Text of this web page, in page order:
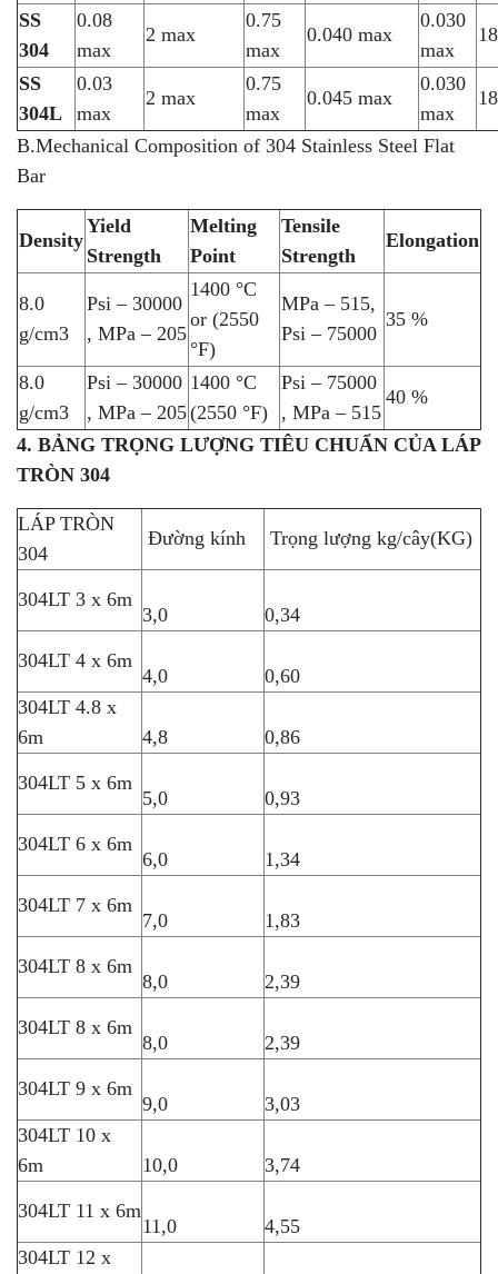
SS
304
0.08
max
2 max
0.75
max
0.040 max
0.030
max
SS
304L
0.03
max
2 max
0.75
max
0.045 max
0.030
max
B.Mechanical Composition of 304 Stainless Steel Flat
Bar
Density
Yield
Strength
Melting
Point
Tensile
Strength
Elongation
8.0
g/cm3
Psi – 30000
, MPa – 205
1400 °C
or (2550
°F)
MPa – 515,
Psi – 75000
35 %
8.0
g/cm3
Psi – 30000
, MPa – 205
1400 °C
(2550 °F)
Psi – 75000
, MPa – 515
40 %
4. BẢNG TRỌNG LƯỢNG TIÊU CHUẨN CỦA LÁP
TRÒN 304
LÁP TRÒN
304
Đường kính Trọng lượng kg/cây(KG)
304LT 3 x 6m
3,0 0,34
304LT 4 x 6m
4,0
0,60
304LT 4.8 x
6m
4,8 0,86
304LT 5 x 6m
5,0 0,93
304LT 6 x 6m
6,0 1,34
304LT 7 x 6m
7,0 1,83
304LT 8 x 6m
8,0 2,39
304LT 8 x 6m
8,0 2,39
304LT 9 x 6m
9,0
3,03
304LT 10 x
6m
10,0 3,74
304LT 11 x 6m
11,0
4,55
304LT 12 x